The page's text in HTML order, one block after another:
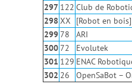
297 122 Club de
298 XX [Robot en bois]
29978 ARI
30072 Evolutek
301 129 ENAC
302 26 OpenSaBot –